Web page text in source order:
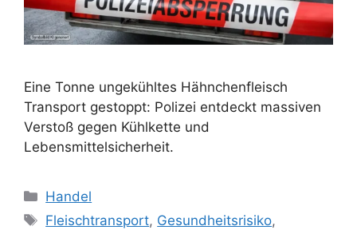
Eine Tonne ungekühltes Hähnchenfleisch
Transport gestoppt: Polizei entdeckt massiven
Verstoß gegen Kühlkette und
Lebensmittelsicherheit.
K
a
Handel
S
Fleischtransport, Gesundheitsrisiko,